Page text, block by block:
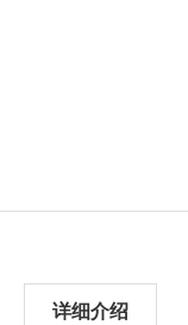
详细介绍